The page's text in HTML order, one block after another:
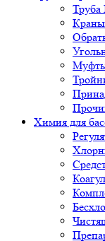
Краны
Химия для